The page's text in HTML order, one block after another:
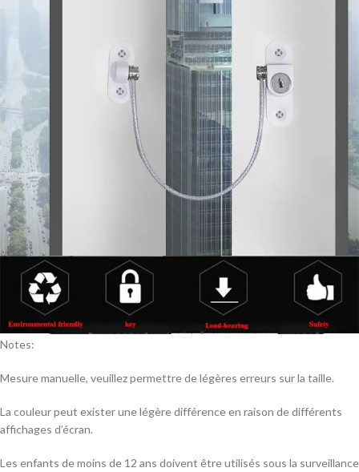
Notes:
Mesure manuelle, veuillez permettre de légères erreurs sur la taille.
La couleur peut exister une légère différence en raison de différents
affichages d’écran.
Les enfants de moins de 12 ans doivent être utilisés sous la surveillance